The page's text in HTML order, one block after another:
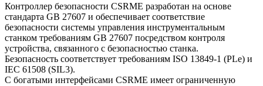
Контроллер безопасности CSRME разработан на основе
стандарта GB 27607 и обеспечивает соответствие
безопасности системы управления инструментальным
станком требованиям GB 27607 посредством контроля
устройства, связанного с безопасностью станка.
Безопасность соответствует требованиям ISO 13849-1 (PLe) и
IEC 61508 (SIL3).
С богатыми интерфейсами CSRME имеет ограниченную